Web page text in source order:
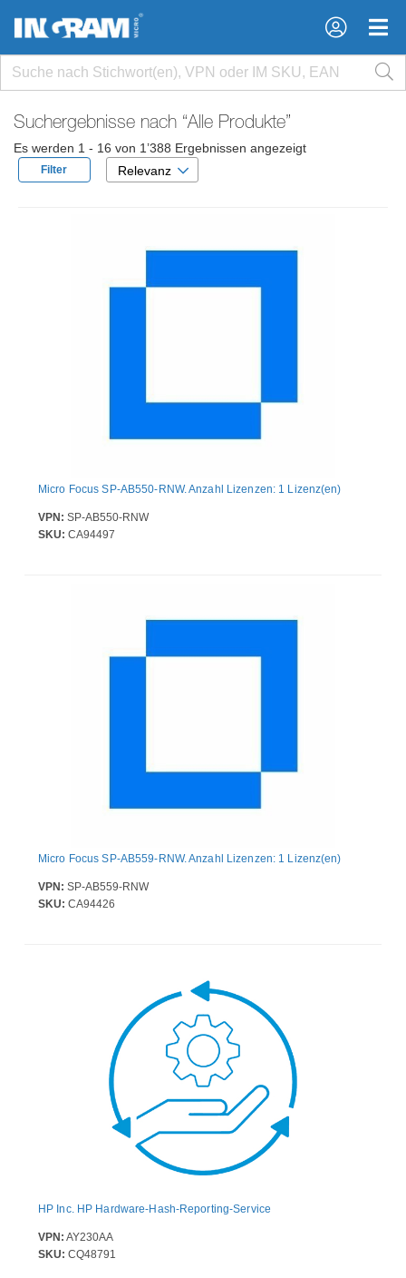
×
×
Suchergebnisse nach “Alle Produkte”
Es werden 1 - 16 von 1’388 Ergebnissen angezeigt
Filter Relevanz
Micro Focus SP-AB550-RNW. Anzahl Lizenzen: 1 Lizenz(en)
VPN: SP-AB550-RNW
SKU: CA94497
Micro Focus SP-AB559-RNW. Anzahl Lizenzen: 1 Lizenz(en)
VPN: SP-AB559-RNW
SKU: CA94426
HP Inc. HP Hardware-Hash-Reporting-Service
VPN: AY230AA
SKU: CQ48791